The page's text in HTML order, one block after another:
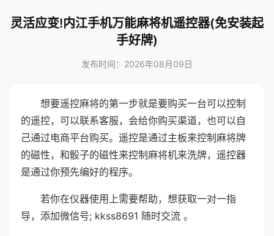
灵活应变!内江手机万能麻将机遥控器(免安装起
手好牌)
发布时间：2026年08月09日
想要遥控麻将的第一步就是要购买一台可以控制
的遥控，可以联系客服，会给你购买渠道，也可以自
己通过电商平台购买。遥控是通过主板来控制麻将牌
的磁性，和骰子的磁性来控制麻将机来洗牌，遥控器
是通过你预先编好的程序。
若你在仪器使用上需要帮助，想获取一对一指
导，添加微信号; kkss8691 随时交流 。